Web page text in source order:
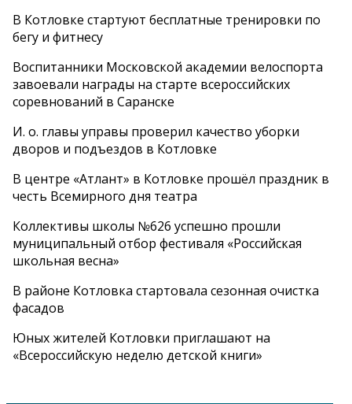
В Котловке стартуют бесплатные тренировки по
бегу и фитнесу
Воспитанники Московской академии велоспорта
завоевали награды на старте всероссийских
соревнований в Саранске
И. о. главы управы проверил качество уборки
дворов и подъездов в Котловке
В центре «Атлант» в Котловке прошёл праздник в
честь Всемирного дня театра
Коллективы школы №626 успешно прошли
муниципальный отбор фестиваля «Российская
школьная весна»
В районе Котловка стартовала сезонная очистка
фасадов
Юных жителей Котловки приглашают на
«Всероссийскую неделю детской книги»